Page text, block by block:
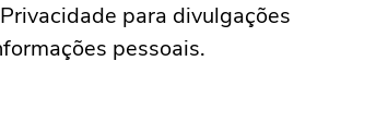
para divulgações
pessoais.